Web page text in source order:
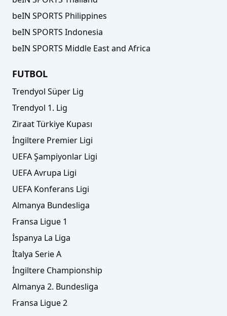
Filenin Efeleri, Milletler Ligi'ne veda etti!
Galatasaray Daikin, Eylül Karadaş'ı renklerine
bağladı
beIN SPORTS Philippines
beIN SPORTS Indonesia
beIN SPORTS Middle East and Africa
FUTBOL
Trendyol Süper Lig
Trendyol 1. Lig
Ziraat Türkiye Kupası
İngiltere Premier Ligi
UEFA Şampiyonlar Ligi
UEFA Avrupa Ligi
UEFA Konferans Ligi
Almanya Bundesliga
Fransa Ligue 1
İspanya La Liga
İtalya Serie A
İngiltere Championship
Almanya 2. Bundesliga
Fransa Ligue 2